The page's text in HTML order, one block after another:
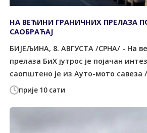
прије 10 сати
НА ВЕЋИНИ ГРАНИЧНИХ ПРЕЛАЗА
САОБРАЋАЈ
БИЈЕЉИНА, 8. АВГУСТА /СРНА/ - На
прелаза БиХ јутрос је појачан
саопштено је из Ауто-мото